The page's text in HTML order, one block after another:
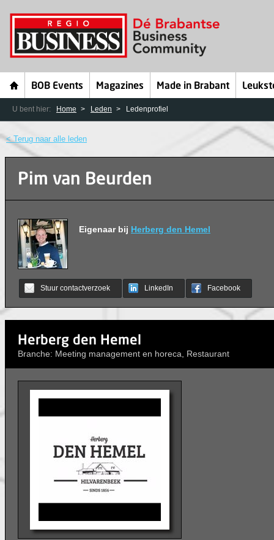
BOB Events Magazines Made in Brabant
U bent hier: Home Leden Ledenprofiel
< Terug naar alle leden
Pim van Beurden
Eigenaar bij Herberg den Hemel
Stuur contactverzoek LinkedIn Facebook
Herberg den Hemel
Branche: Meeting management en horeca, Restaurant